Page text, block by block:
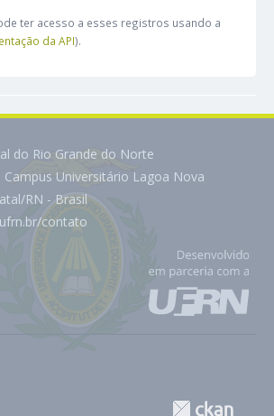
ter acesso a esses registros usando a
da API).
do Rio Grande do Norte
Campus Universitário Lagoa Nova
RN - Brasil
contato